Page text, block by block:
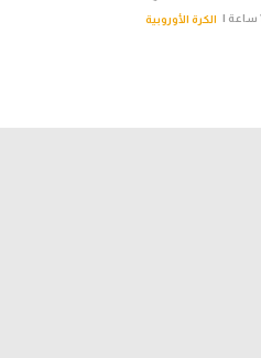
الكرة الأوروبية